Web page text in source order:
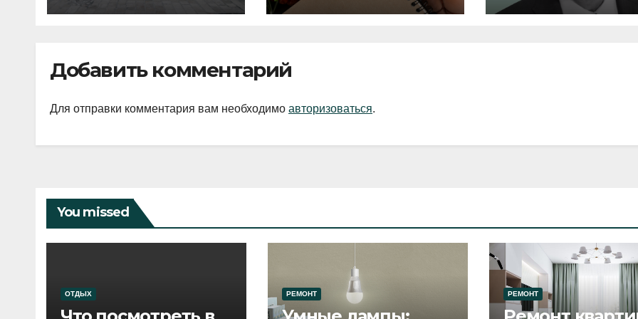
Добавить комментарий
Для отправки комментария вам необходимо авторизоваться.
You missed
ОТДЫХ РЕМОНТ РЕМОНТ